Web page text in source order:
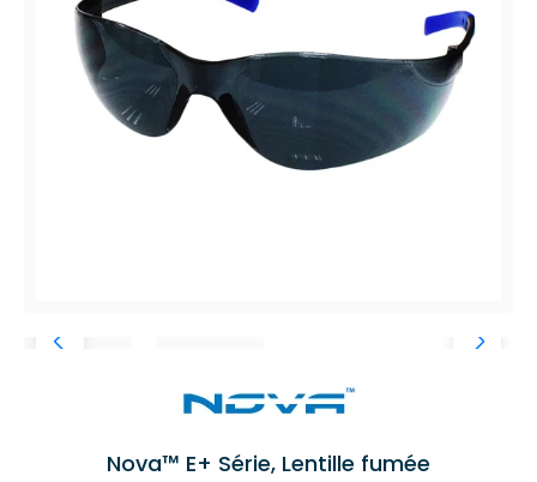
Nova™ E+ Série, Lentille fumée